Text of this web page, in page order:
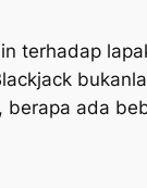
terhadap
ada